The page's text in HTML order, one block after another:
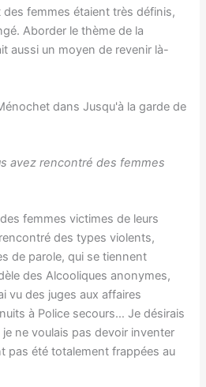
femmes étaient très définis,
Aborder le thème de la
aussi un moyen de revenir là-
avez rencontré des femmes
femmes victimes de leurs
des types violents,
de parole, qui se tiennent
des Alcooliques anonymes,
vu des juges aux affaires
à Police secours… Je désirais
ne voulais pas devoir inventer
pas été totalement frappées au